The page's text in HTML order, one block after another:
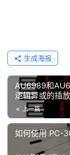
生成海报
AU6989和
逻辑异或的插
上一篇
如何使用 PC-